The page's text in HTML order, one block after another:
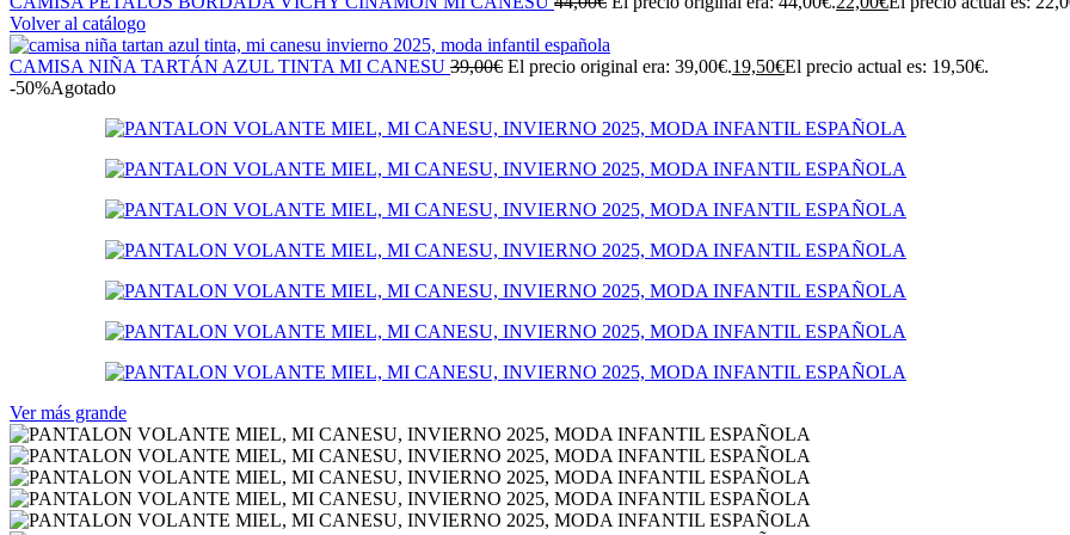
Volver al catálogo
CAMISA NIÑA TARTÁN AZUL TINTA MI CANESU 39,00€ El precio original era: 39,00€.19,50€El precio actual es: 19,50€.
-50%Agotado
Ver más grande